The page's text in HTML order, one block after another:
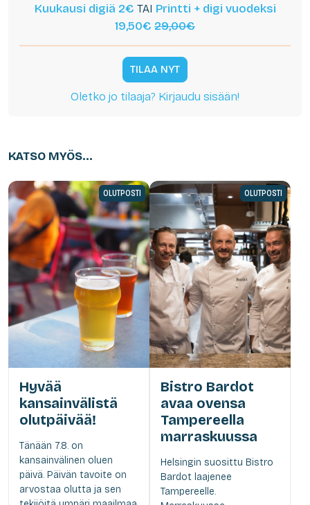
Kuukausi digiä 2€ TAI Printti + digi vuodeksi
19,50€ 29,00€
TILAA NYT
Oletko jo tilaaja? Kirjaudu sisään!
KATSO MYÖS...
OLUTPOSTI
Hyvää
kansainvälistä
olutpäivää!
Tänään 7.8. on
kansainvälinen oluen
päivä. Päivän tavoite on
arvostaa olutta ja sen
OLUTPOSTI
Bistro Bardot
avaa ovensa
Tampereella
marraskuussa
Helsingin suosittu Bistro
Bardot laajenee
Tampereelle.